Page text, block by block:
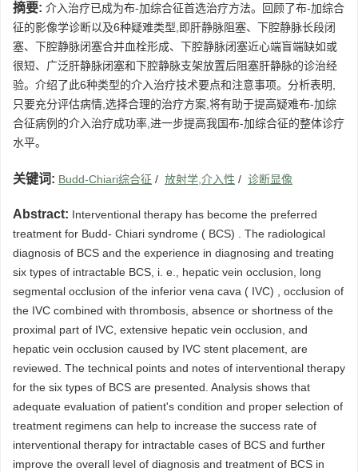
摘要: 介入治疗已成为布-加综合征首选治疗方法。回顾了布-加综合
征的影像学诊断以及6种疑难类型,即肝静脉阻塞、下腔静脉长段闭
塞、下腔静脉闭塞合并血栓形成、下腔静脉闭塞近心端盲端缺如或
很短、广泛肝静脉闭塞和下腔静脉支架放置后阻塞肝静脉的诊治经
验。介绍了此6种类型的介入治疗技术要点和注意事项。分析表明,
只要充分评估病情,选择合理的治疗方案,将有助于提高疑难布-加综
合征病例的介入治疗成功率,进一步提高我国布-加综合征的整体诊疗
水平。
关键词: Budd-Chiari综合征 / 放射学,介入性 / 诊断显像
Abstract: Interventional therapy has become the preferred
treatment for Budd- Chiari syndrome ( BCS) . The radiological
diagnosis of BCS and the experience in diagnosing and treating
six types of intractable BCS, i. e., hepatic vein occlusion, long
segmental occlusion of the inferior vena cava ( IVC) , occlusion of
the IVC combined with thrombosis, absence or shortness of the
proximal part of IVC, extensive hepatic vein occlusion, and
hepatic vein occlusion caused by IVC stent placement, are
reviewed. The technical points and notes of interventional therapy
for the six types of BCS are presented. Analysis shows that
adequate evaluation of patient's condition and proper selection of
treatment regimens can help to increase the success rate of
interventional therapy for intractable cases of BCS and further
improve the overall level of diagnosis and treatment of BCS in